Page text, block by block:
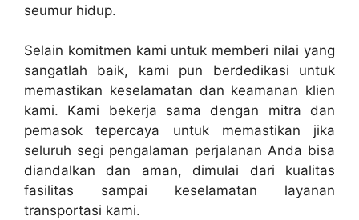
seumur hidup.
Selain komitmen kami untuk memberi nilai yang
sangatlah baik, kami pun berdedikasi untuk
memastikan keselamatan dan keamanan klien
kami. Kami bekerja sama dengan mitra dan
pemasok tepercaya untuk memastikan jika
seluruh segi pengalaman perjalanan Anda bisa
diandalkan dan aman, dimulai dari kualitas
fasilitas sampai keselamatan layanan
transportasi kami.